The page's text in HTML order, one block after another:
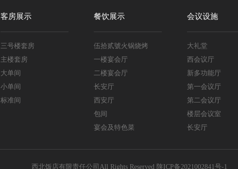
客房展示
三号楼套房
主楼套房
大单间
小单间
标准间
餐饮展示
伍拾贰號火锅烧烤
一楼宴会厅
二楼宴会厅
长安厅
西安厅
包间
宴会及特色菜
会议设施
大礼堂
西会议厅
新多功能厅
第一会议厅
第二会议厅
楼层会议室
长安厅
西北饭店有限责任公司 All Rights Reserved 陕ICP备2021002841号-1